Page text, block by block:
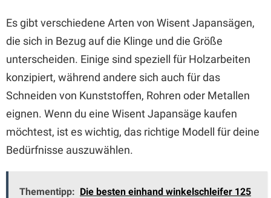
Es gibt verschiedene Arten von Wisent Japansägen,
die sich in Bezug auf die Klinge und die Größe
unterscheiden. Einige sind speziell für Holzarbeiten
konzipiert, während andere sich auch für das
Schneiden von Kunststoffen, Rohren oder Metallen
eignen. Wenn du eine Wisent Japansäge kaufen
möchtest, ist es wichtig, das richtige Modell für deine
Bedürfnisse auszuwählen.
Thementipp: Die besten einhand winkelschleifer 125